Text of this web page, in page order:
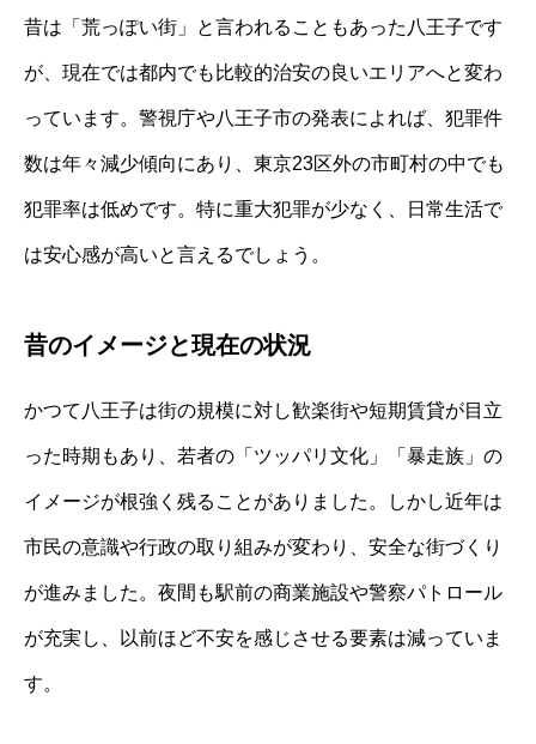
昔は「荒っぽい街」と言われることもあった八王子です
が、現在では都内でも比較的治安の良いエリアへと変わ
っています。警視庁や八王子市の発表によれば、犯罪件
数は年々減少傾向にあり、東京23区外の市町村の中でも
犯罪率は低めです。特に重大犯罪が少なく、日常生活で
は安心感が高いと言えるでしょう。
昔のイメージと現在の状況
かつて八王子は街の規模に対し歓楽街や短期賃貸が目立
った時期もあり、若者の「ツッパリ文化」「暴走族」の
イメージが根強く残ることがありました。しかし近年は
市民の意識や行政の取り組みが変わり、安全な街づくり
が進みました。夜間も駅前の商業施設や警察パトロール
が充実し、以前ほど不安を感じさせる要素は減っていま
す。